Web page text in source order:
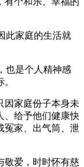
此家庭的生活就
也是个人精神感
因家庭份子本身未
、给予他们健康快
冤家、出气筒、泄
敬爱，时时怀有慈